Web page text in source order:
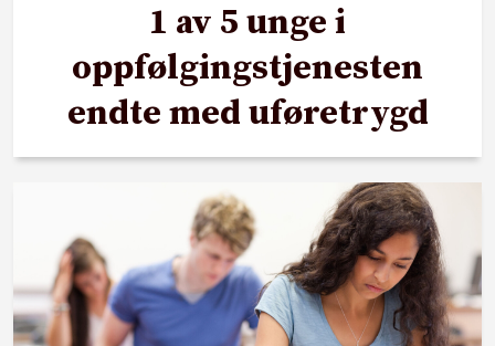
1 av 5 unge i
oppfølgingstjenesten
endte med uføretrygd